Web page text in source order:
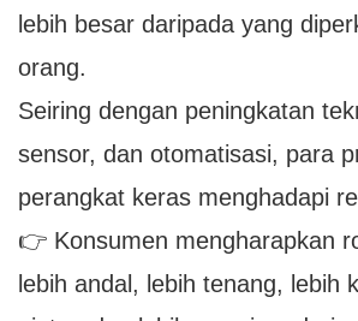
lebih besar daripada yang
orang.
Seiring dengan peningkatan
sensor, dan otomatisasi, para
perangkat keras menghadapi
👉 Konsumen mengharapkan
lebih andal, lebih tenang, lebih